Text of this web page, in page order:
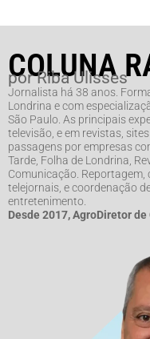
COLUNA
por Riba Ulisses
Jornalista há 38 anos.
Londrina e com
São Paulo. As principais
televisão, e em revistas,
passagens por empresas
Tarde, Folha de Londrina,
Comunicação.
telejornais, e coordenação
entretenimento.
Desde 2017, AgroDiretor